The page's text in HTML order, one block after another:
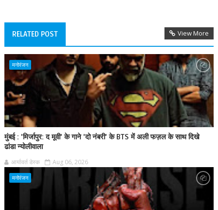
RELATED POST View More
मनोरंजन
मुंबई : 'मिर्जापुर: द मूवी' के गाने 'दो नंबरी' के BTS में अली फज़ल के साथ दिखे
ढांडा न्योलीवाला
आर्यावर्त डेस्क Aug 06, 2026
मनोरंजन